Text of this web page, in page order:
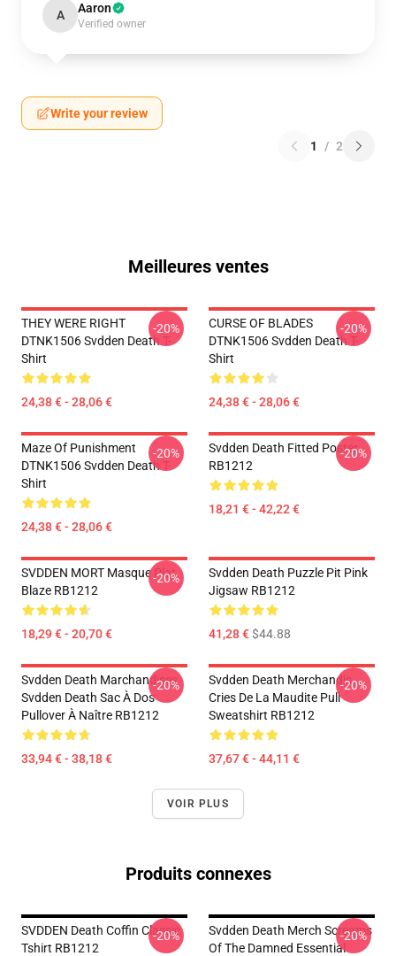
A Aaron
Verified owner
Write your review
1 / 2
Meilleures ventes
THEY WERE RIGHT
DTNK1506 Svdden Death T-
Shirt
24,38 € - 28,06 €
-20%
CURSE OF BLADES
DTNK1506 Svdden Death T-
Shirt
24,38 € - 28,06 €
-20%
Maze Of Punishment
DTNK1506 Svdden Death T-
Shirt
24,38 € - 28,06 €
-20%
Svdden Death Fitted Poster
RB1212
18,21 € - 42,22 €
-20%
SVDDEN MORT Masque Plat
Blaze RB1212
18,29 € - 20,70 €
-20%
Svdden Death Puzzle Pit Pink
Jigsaw RB1212
41,28 €$44.88
Svdden Death Marchandises
Svdden Death Sac À Dos
Pullover À Naître RB1212
33,94 € - 38,18 €
-20%
Svdden Death Merchandis
Cries De La Maudite Pull
Sweatshirt RB1212
37,67 € - 44,11 €
-20%
VOIR PLUS
Produits connexes
SVDDEN Death Coffin Classic
Tshirt RB1212
-20%
Svdden Death Merch Screams
Of The Damned Essential
-20%